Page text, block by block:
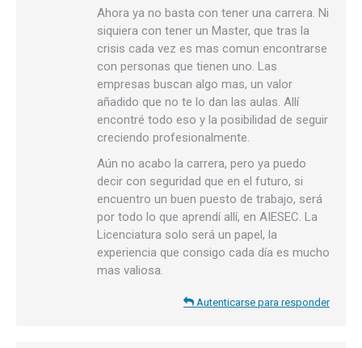
Ahora ya no basta con tener una carrera. Ni
siquiera con tener un Master, que tras la
crisis cada vez es mas comun encontrarse
con personas que tienen uno. Las
empresas buscan algo mas, un valor
añadido que no te lo dan las aulas. Allí
encontré todo eso y la posibilidad de seguir
creciendo profesionalmente.
Aún no acabo la carrera, pero ya puedo
decir con seguridad que en el futuro, si
encuentro un buen puesto de trabajo, será
por todo lo que aprendí allí, en AIESEC. La
Licenciatura solo será un papel, la
experiencia que consigo cada día es mucho
mas valiosa.
Autenticarse para responder